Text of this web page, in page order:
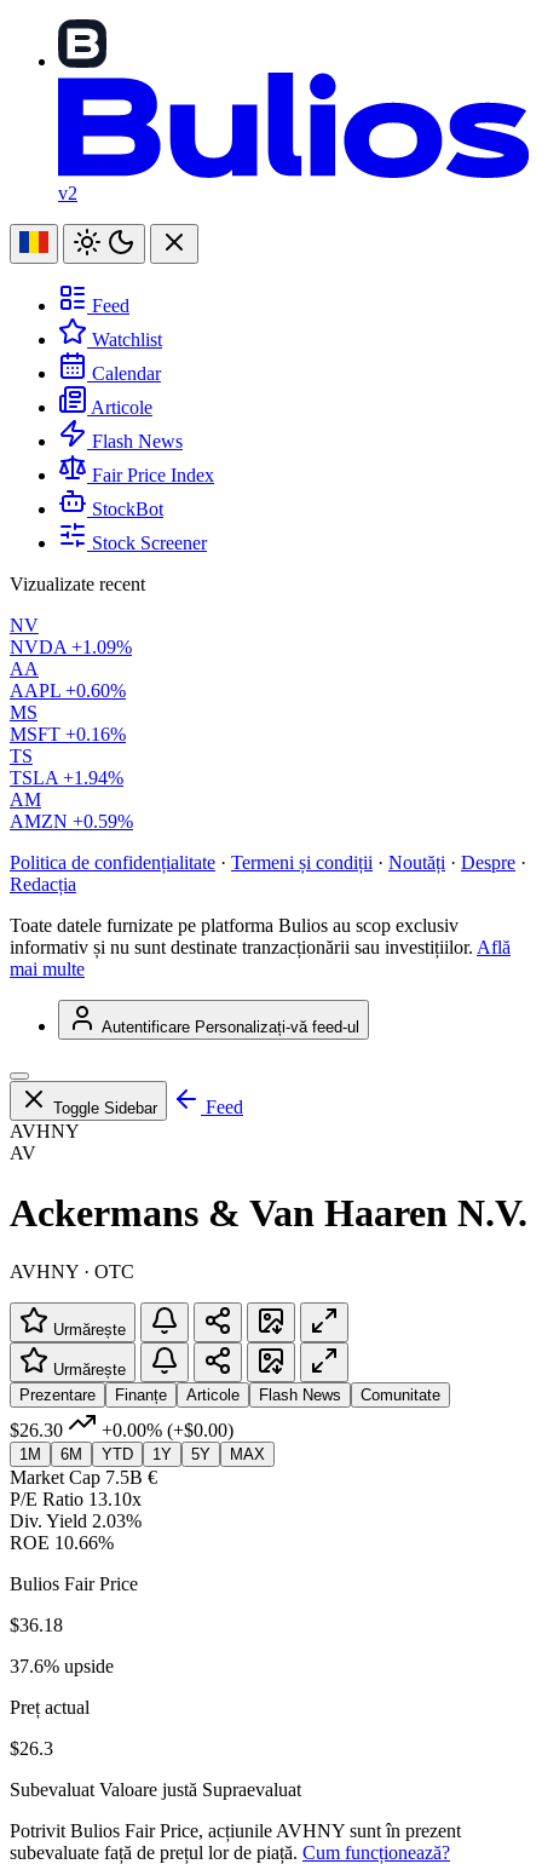
v2
Feed
Watchlist
Calendar
Articole
Flash News
Fair Price Index
StockBot
Stock Screener
Vizualizate recent
NV
NVDA +1.09%
AA
AAPL +0.60%
MS
MSFT +0.16%
TS
TSLA +1.94%
AM
AMZN +0.59%
Politica de confidențialitate · Termeni și condiții · Noutăți · Despre ·
Redacția
Toate datele furnizate pe platforma Bulios au scop exclusiv
informativ și nu sunt destinate tranzacționării sau investițiilor. Află
mai multe
Autentificare Personalizați-vă feed-ul
Toggle Sidebar
Feed
AVHNY
AV
Ackermans & Van Haaren N.V.
AVHNY · OTC
Urmărește
Urmărește
Prezentare
Finanțe Articole Flash News Comunitate
$26.30 +0.00% (+$0.00)
1M 6M YTD 1Y 5Y MAX
Market Cap 7.5B €
P/E Ratio 13.10x
Div. Yield 2.03%
ROE 10.66%
Bulios Fair Price
$36.18
37.6% upside
Preț actual
$26.3
Subevaluat Valoare justă Supraevaluat
Potrivit Bulios Fair Price, acțiunile AVHNY sunt în prezent
subevaluate față de prețul lor de piață. Cum funcționează?